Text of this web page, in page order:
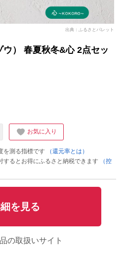
出典：ふるさとパレット
ウ） 春夏秋冬&心 2点セッ
お気に入り
を測る指標です
（還元率とは）
るとお得にふるさと納税できます
（控
を見る
の取扱いサイト